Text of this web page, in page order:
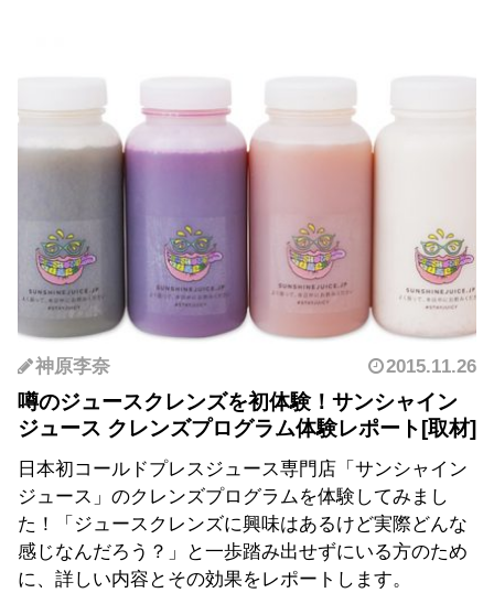
神原李奈 2015.11.26
噂のジュースクレンズを初体験！サンシャイン
ジュース クレンズプログラム体験レポート
日本初コールドプレスジュース専門店「サンシャイン
ジュース」のクレンズプログラムを体験してみまし
た！「ジュースクレンズに興味はあるけど実際どんな
感じなんだろう？」と一歩踏み出せずにいる方のため
に、詳しい内容とその効果をレポートします。